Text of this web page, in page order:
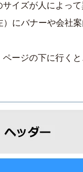
イズが人によっ
にバナーや会社
ージの下に行く